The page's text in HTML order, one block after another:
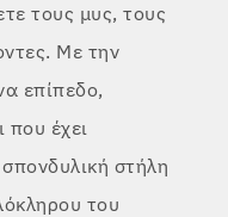
τους μυς, τους
Με την
επίπεδο,
που έχει
στήλη
του